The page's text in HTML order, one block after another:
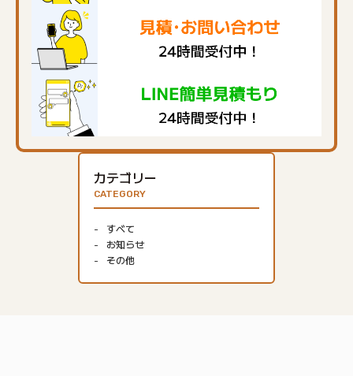
カテゴリー
CATEGORY
すべて
お知らせ
その他